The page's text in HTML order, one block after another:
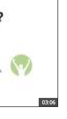
03:06